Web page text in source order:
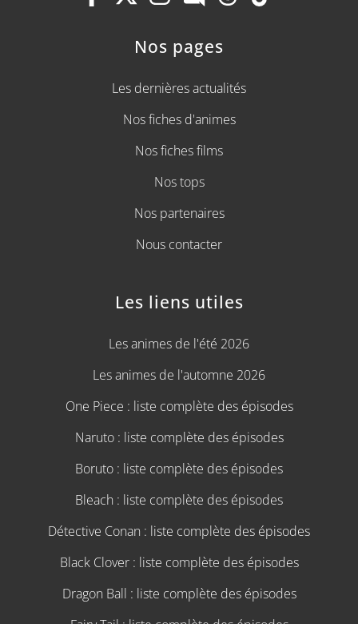
Nos pages
Les dernières actualités
Nos fiches d'animes
Nos fiches films
Nos tops
Nos partenaires
Nous contacter
Les liens utiles
Les animes de l'été 2026
Les animes de l'automne 2026
One Piece : liste complète des épisodes
Naruto : liste complète des épisodes
Boruto : liste complète des épisodes
Bleach : liste complète des épisodes
Détective Conan : liste complète des épisodes
Black Clover : liste complète des épisodes
Dragon Ball : liste complète des épisodes